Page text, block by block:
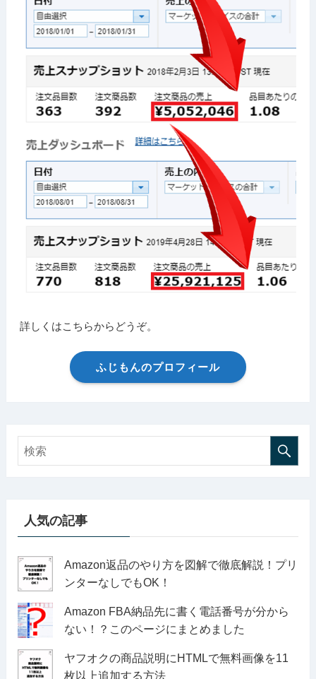
詳しくはこちらからどうぞ。
ふじもんのプロフィール
人気の記事
Amazon返品のやり方を図解で徹底解説！プリ
ンターなしでもOK！
Amazon FBA納品先に書く電話番号が分から
ない！？このページにまとめました
ヤフオクの商品説明にHTMLで無料画像を11
枚以上追加する方法